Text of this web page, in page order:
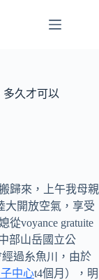
多久才可以
歸來，上午我母親
大開放空氣，享受
voyance gratuite
部山岳國立公
過糸魚川，由於
中心t4個月），明